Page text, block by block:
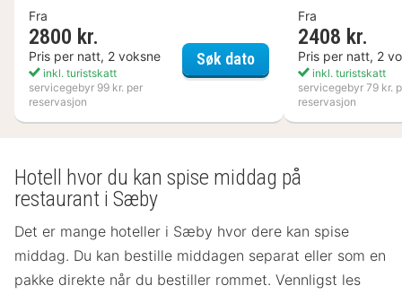
Fra
2800 kr.
Pris per natt, 2 voksne
inkl. turistskatt
servicegebyr 99 kr. per
reservasjon
Søk datoNynäs Havsbad
Fra
2408 kr.
Pris per natt, 2
inkl. turistskatt
servicegebyr 79 kr.
reservasjon
Hotell hvor du kan spise middag på
restaurant i Sæby
Det er mange hoteller i Sæby hvor dere kan spise
middag. Du kan bestille middagen separat eller som en
pakke direkte når du bestiller rommet. Vennligst les